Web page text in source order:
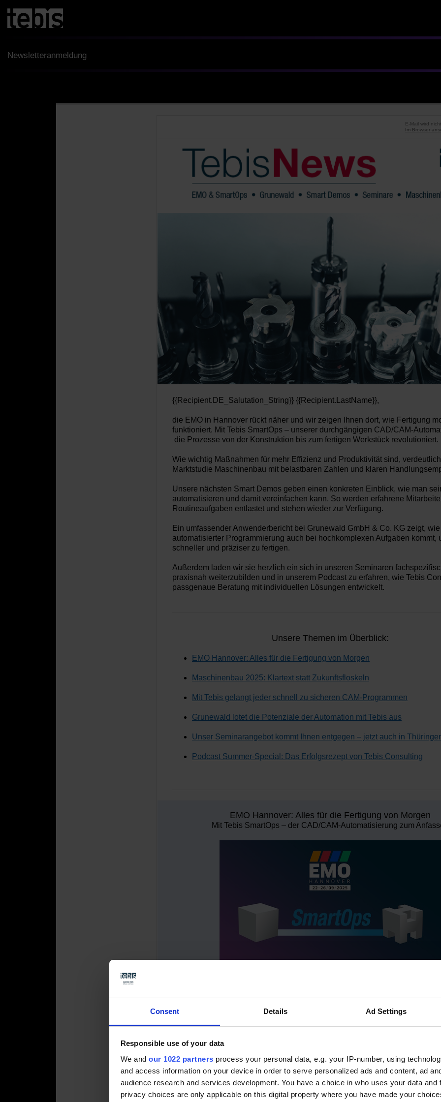
Consent Details Ad Settings
Responsible use of your data
We and our 1022 partners process your personal data, e.g. your IP-number, using
and access information on your device in order to serve personalized ads and content, ad
audience research and services development. You have a choice in who uses your data and
privacy choices are only applicable on this digital property where you have made your
Newsletteranmeldung
E-Mail wird
Im Browser
{{Recipient.DE_Salutation_String}} {{Recipient.LastName}},
die EMO in Hannoverrückt näher und wir zeigen Ihnen dort, wie Fertigung
funktioniert. Mit Tebis SmartOps– unserer durchgängigen CAD/CAM-
die Prozesse von der Konstruktion bis zum fertigen Werkstück revolutioniert.
Wie wichtig Maßnahmen für mehr Effizienz und Produktivitätsind,
Marktstudie Maschinenbau mit belastbaren Zahlen und klaren
Unsere nächsten Smart Demosgeben einen konkreten Einblick, wie man
automatisieren und damit vereinfachen kann. So werden erfahrene
Routineaufgaben entlastetund stehen wieder zur Verfügung.
Ein umfassender Anwenderbericht bei Grunewald GmbH & Co. KG zeigt,
automatisierter Programmierung auch bei hochkomplexen Aufgaben kommt,
schneller und präziser zu fertigen.
Außerdem laden wir sie herzlich ein sich in unseren Seminaren
praxisnah weiterzubilden und in unserem Podcast zu erfahren, wie Tebis
passgenaue Beratung mit individuellen Lösungen entwickelt.
Unsere Themen im Überblick:
EMO Hannover: Alles für die Fertigung von Morgen
Maschinenbau 2025: Klartext statt Zukunftsfloskeln
Mit Tebis gelangt jeder schnell zu sicheren CAM-Programmen
Grunewald lotet die Potenziale der Automation mit Tebis aus
Unser Seminarangebot kommt Ihnen entgegen – jetzt auch in
Podcast Summer-Special: Das Erfolgsrezept von Tebis Consulting
EMO Hannover: Alles für die Fertigung von Morgen
Mit Tebis SmartOps – der CAD/CAM-Automatisierung zum
Tebis SmartOps-Technologie, dieCAD/CAM-Prozessevon CAD-Daten bis
Werkstück
. Sämtliche Aufgaben in Konstruktion,
wir unserMES-System ProLeiSzur digitalisierten Planung für Effizienz
Sie finden uns inHalle 6, Stand B30und beiDMG MORI in Halle